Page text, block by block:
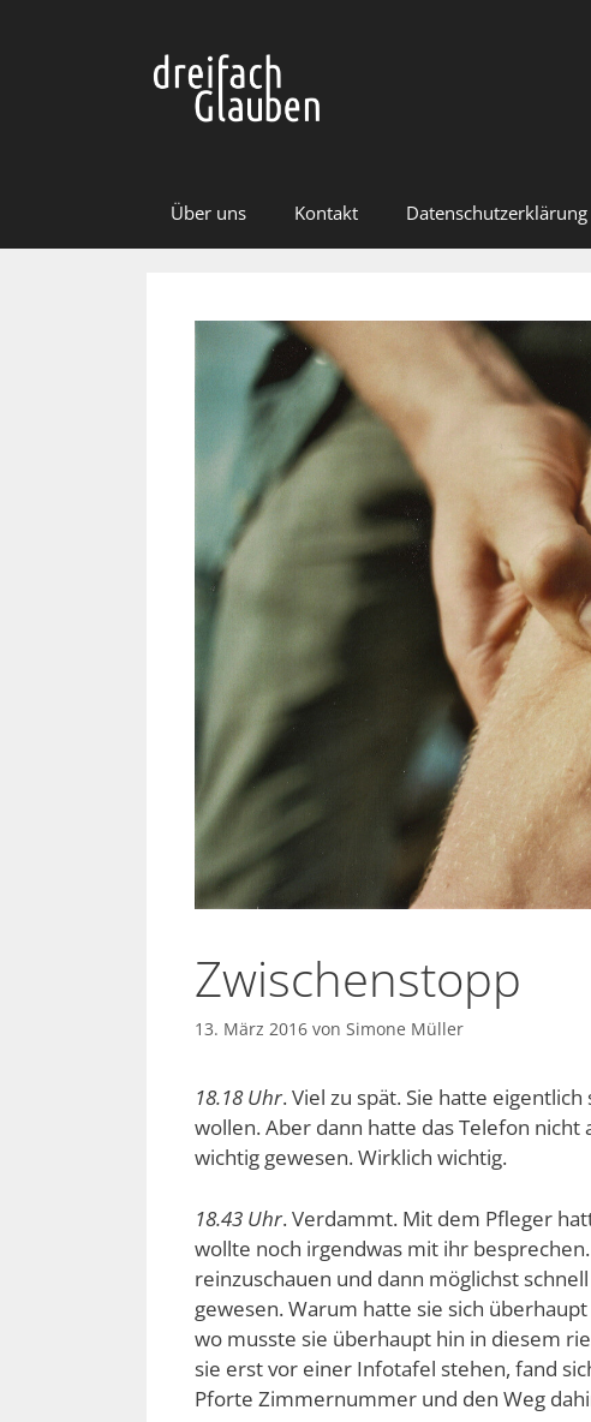
Über uns Kontakt Datenschutzerklärung
Zwischenstopp
13. März 2016 von Simone Müller
18.18 Uhr. Viel zu spät. Sie hatte
wollen. Aber dann hatte das Telefon
wichtig gewesen. Wirklich wichtig.
18.43 Uhr. Verdammt. Mit dem Pfleger
wollte noch irgendwas mit ihr
reinzuschauen und dann möglichst
gewesen. Warum hatte sie sich
wo musste sie überhaupt hin in diesem
sie erst vor einer Infotafel stehen, fand
Pforte Zimmernummer und den Weg